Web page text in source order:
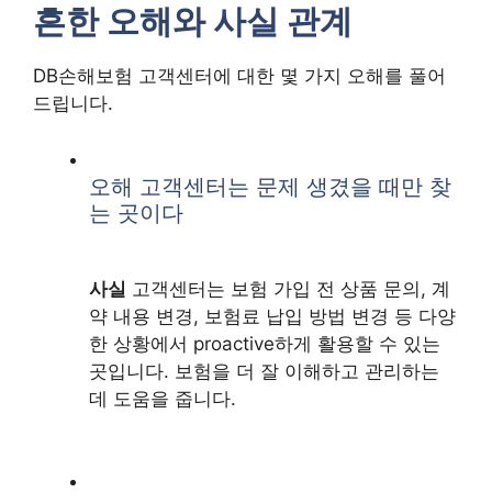
흔한 오해와 사실 관계
DB손해보험 고객센터에 대한 몇 가지 오해를 풀어
드립니다.
오해 고객센터는 문제 생겼을 때만 찾
는 곳이다
사실 고객센터는 보험 가입 전 상품 문의, 계
약 내용 변경, 보험료 납입 방법 변경 등 다양
한 상황에서 proactive하게 활용할 수 있는
곳입니다. 보험을 더 잘 이해하고 관리하는
데 도움을 줍니다.